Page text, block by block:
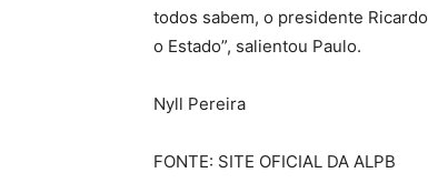
todos sabem, o presidente
o Estado”, salientou Paulo.
Nyll Pereira
FONTE: SITE OFICIAL DA ALPB